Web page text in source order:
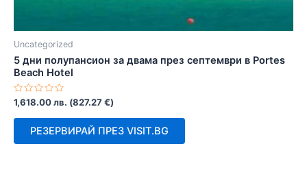
Uncategorized
5 дни полупансион за двама през септември в Portes
Beach Hotel
Оценено
с
0
1,618.00лв. (827.27€)
РЕЗЕРВИРАЙ ПРЕЗ VISIT.BG